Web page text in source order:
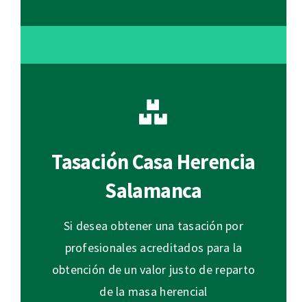
Tasación Casa Herencia
Salamanca
Si desea obtener una tasación por
profesionales acreditados para la
obtención de un valor justo de reparto
de la masa herencial